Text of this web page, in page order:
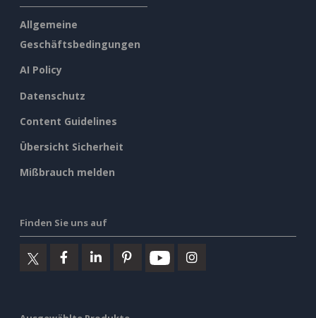
Allgemeine
Geschäftsbedingungen
AI Policy
Datenschutz
Content Guidelines
Übersicht Sicherheit
Mißbrauch melden
Finden Sie uns auf